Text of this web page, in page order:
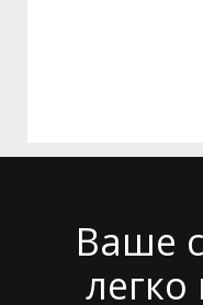
Ваше